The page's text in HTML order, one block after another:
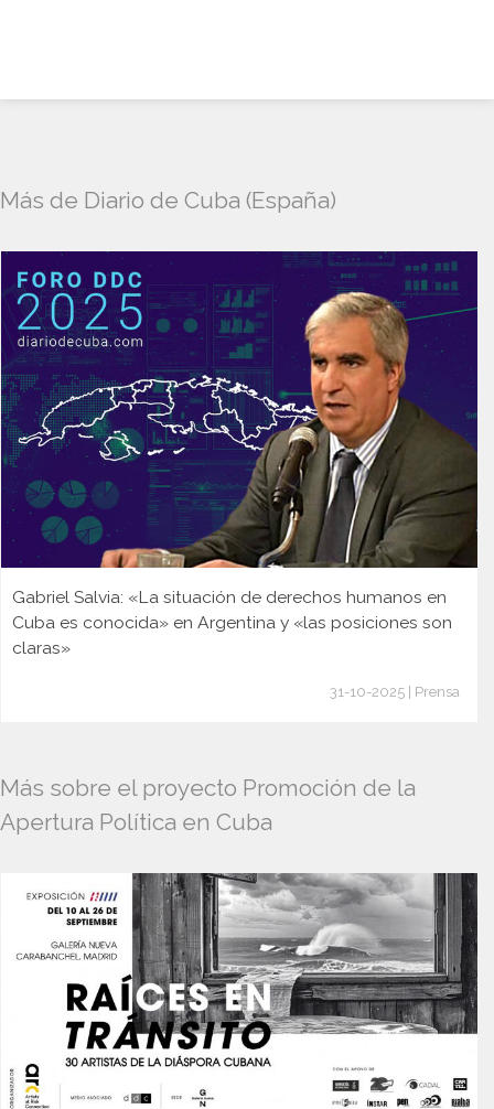
Más de Diario de Cuba (España)
Gabriel Salvia: «La situación de derechos humanos en
Cuba es conocida» en Argentina y «las posiciones son
claras»
31-10-2025 | Prensa
Más sobre el proyecto Promoción de la
Apertura Política en Cuba